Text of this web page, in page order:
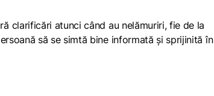
clarificări atunci când au nelămuriri, fie de la
să se simtă bine informată și sprijinită în